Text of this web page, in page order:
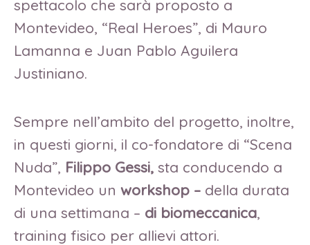
spettacolo che sarà proposto a
Montevideo, “Real Heroes”, di Mauro
Lamanna e Juan Pablo Aguilera
Justiniano.
Sempre nell’ambito del progetto, inoltre,
in questi giorni, il co-fondatore di “Scena
Nuda”, Filippo Gessi, sta conducendo a
Montevideo un workshop – della durata
di una settimana – di biomeccanica,
training fisico per allievi attori.